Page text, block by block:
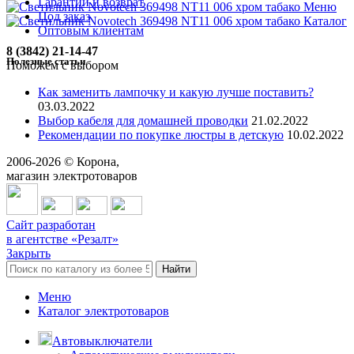
Меню
Каталог
8 (3842) 21-14-47
Поможем с выбором
Под заказ
Оптовым клиентам
Полезные статьи
Как заменить лампочку и какую лучше поставить?
03.03.2022
Выбор кабеля для домашней проводки 21.02.2022
Рекомендации по покупке люстры в детскую 10.02.2022
2006-2026 © Корона,
магазин электротоваров
Сайт разработан
в агентстве «Резалт»
Закрыть
Найти
Меню
Каталог электротоваров
Автовыключатели